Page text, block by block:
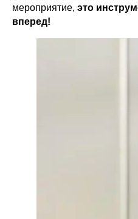
мероприятие, это
вперед!